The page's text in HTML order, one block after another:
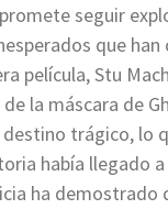
seguir
que
película, Stu
la máscara de
trágico, lo
había llegado a
ha demostrado